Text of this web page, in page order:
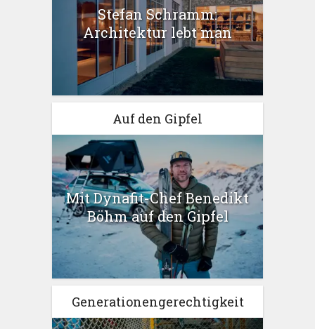
Stefan Schramm:
Architektur lebt man
Auf den Gipfel
Mit Dynafit-Chef Benedikt
Böhm auf den Gipfel
Generationengerechtigkeit